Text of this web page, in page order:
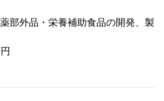
部外品・栄養補助食品の開発、製